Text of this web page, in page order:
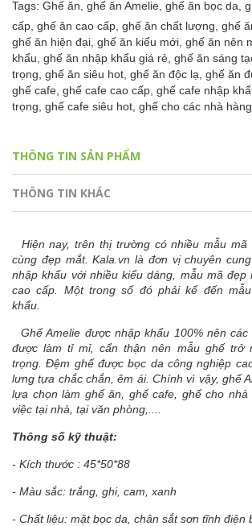
Tags: Ghế ăn, ghế ăn Amelie, ghế ăn bọc da,
cấp, ghế ăn cao cấp, ghế ăn chất lượng, ghế
ghế ăn hiện đại, ghế ăn kiểu mới, ghế ăn nên
khẩu, ghế ăn nhập khẩu giá rẻ, ghế ăn sáng
trọng, ghế ăn siêu hot, ghế ăn độc lạ, ghế ăn
ghế cafe, ghế cafe cao cấp, ghế cafe nhập
trọng, ghế cafe siêu hot, ghế cho các nhà hàng,
THÔNG TIN SẢN PHẨM
THÔNG TIN KHÁC
Hiện nay, trên thị trường có nhiều mẫu mã
cùng đẹp mắt. Kala.vn là đơn vị chuyên
nhập khẩu với nhiều kiểu dáng, mẫu mã đẹp
cao cấp. Một trong số đó phải kể đến
khẩu.
Ghế Amelie được nhập khẩu 100% nên
được làm tỉ mỉ, cẩn thận nên mẫu ghế trở
trọng. Đệm ghế được bọc da công nghiệp
lưng tựa chắc chắn, êm ái. Chính vì vậy, ghế
lựa chọn làm ghế ăn, ghế cafe, ghế cho nhà
việc tại nhà, tại văn phòng,....
Thông số kỹ thuật:
- Kích thước : 45*50*88
- Màu sắc: trắng, ghi, cam, xanh
- Chất liệu: mặt bọc da, chân sắt sơn tĩnh điện